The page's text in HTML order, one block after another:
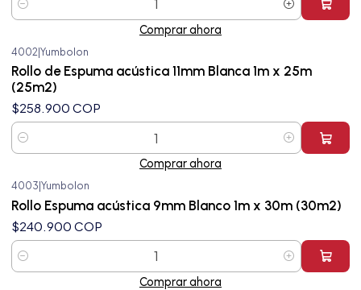
Cantidad
Comprar ahora
4002|Yumbolon
Rollo de Espuma acústica 11mm Blanca 1m x 25m
(25m2)
$258.900 COP
Cantidad
Comprar ahora
4003 Yumbolon
Rollo Espuma acústica 9mm Blanco 1m x 30m (30m2)
$240.900 COP
Cantidad
Comprar ahora